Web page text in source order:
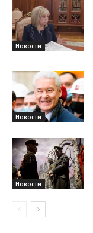
Новости
Новости
Новости